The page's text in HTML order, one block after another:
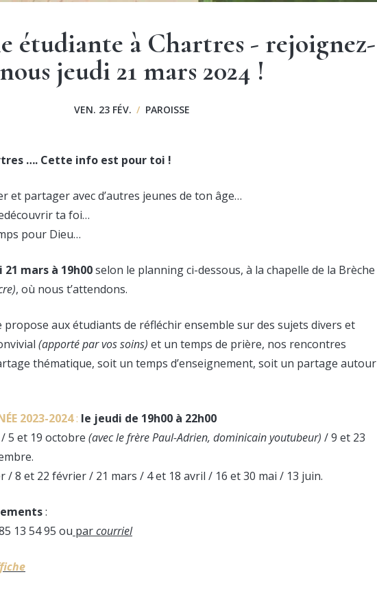
étudiante à Chartres - rejoignez-
nous jeudi 21 mars 2024 !
VEN. 23 FÉV. / PAROISSE
…. Cette info est pour toi !
et partager avec d’autres jeunes de ton âge…
ta foi…
pour Dieu…
mars à 19h00selon le planning ci-dessous, à la chapelle de la Brèche
, où nous t’attendons.
propose aux étudiants de réfléchir ensemble sur des sujets divers et
(apporté par vos soins) et un temps de prière, nos rencontres
thématique, soit un temps d’enseignement, soit un partage autour
2023-2024: le jeudi de 19h00 à 22h00
5 et 19 octobre (avec le frère Paul-Adrien, dominicain youtubeur) / 9 et 23
/ 8 et 22 février / 21 mars / 4 et 18 avril / 16 et 30 mai / 13 juin.
:
13 54 95 ou parcourriel